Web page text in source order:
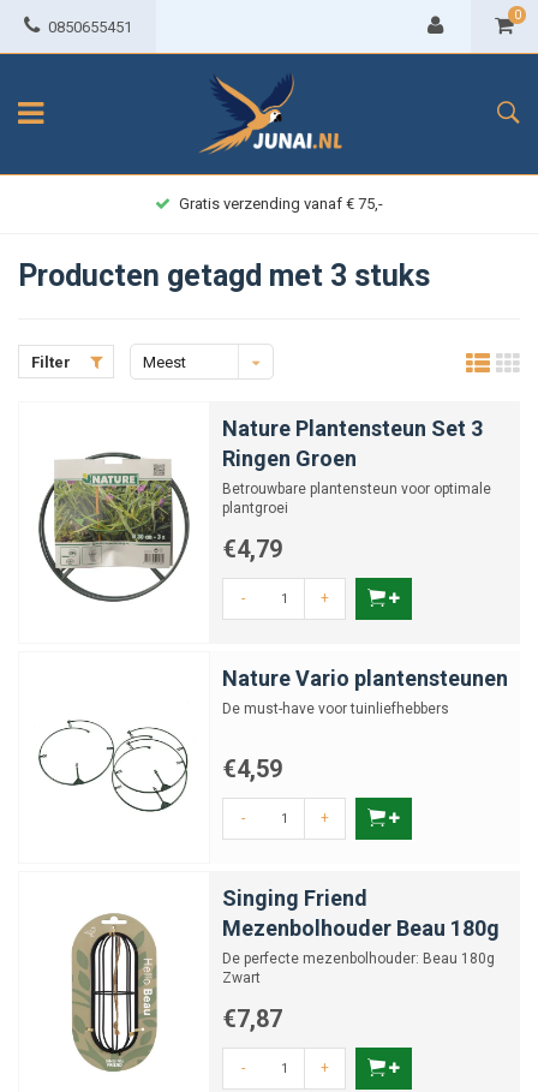
0850655451
0
Gratis verzending vanaf € 75,-
Producten getagd met 3 stuks
Filter
Meest
Nature Plantensteun Set 3
Ringen Groen
Betrouwbare plantensteun voor optimale
plantgroei
€4,79
- +
Nature Vario plantensteunen
De must-have voor tuinliefhebbers
€4,59
- +
Singing Friend
Mezenbolhouder Beau 180g
De perfecte mezenbolhouder: Beau 180g
Zwart
€7,87
- +